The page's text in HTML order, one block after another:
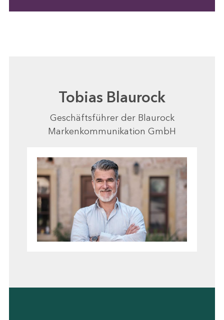
Tobias Blaurock
Geschäftsführer der Blaurock
Markenkommunikation GmbH